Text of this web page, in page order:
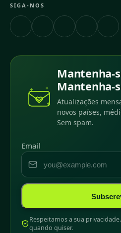
SIGA-NOS
Mantenha-
Mantenha-
Atualizações
novos países,
Sem spam.
Email
Respeitamos a sua
quando quiser.